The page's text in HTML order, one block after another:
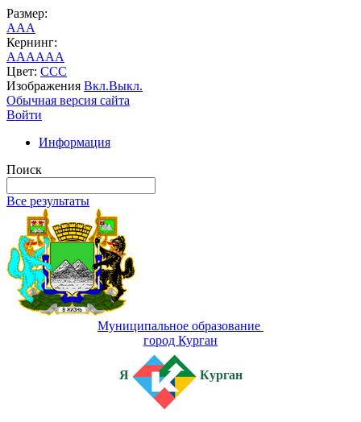
Размер:
AAA
Кернинг:
AAAAAA
Цвет: CCC
Изображения Вкл.Выкл.
Обычная версия сайта
Войти
Информация
Поиск
Все результаты
Муниципальное образование
город Курган
Я Курган